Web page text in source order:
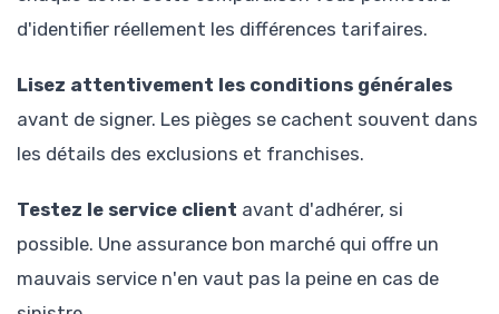
d'identifier réellement les différences tarifaires.
Lisez attentivement les conditions générales
avant de signer. Les pièges se cachent souvent dans
les détails des exclusions et franchises.
Testez le service client avant d'adhérer, si
possible. Une assurance bon marché qui offre un
mauvais service n'en vaut pas la peine en cas de